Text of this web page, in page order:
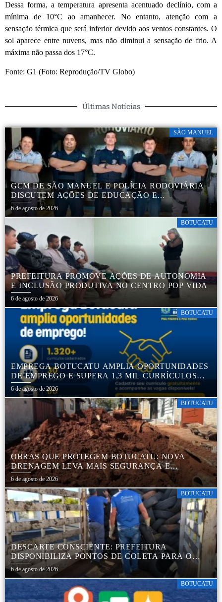
Dessa forma, a temperatura apresenta acentuado declínio, com a
mínima de 10°C ao amanhecer. No entanto, atenção com a
sensação térmica que será inferior devido aos ventos constantes. O
sol aparece entre nuvens, mas não diminui a sensação de frio. A
máxima não passa dos 17°C.
Fonte: G1 (Foto: Reprodução/TV Globo)
Últimas Notícias
SÃO MANUEL
GCM DE SÃO MANUEL E POLÍCIA RODOVIÁRIA
DISCUTEM AÇÕES DE EDUCAÇÃO E
SEGURANÇA NO TRÂNSITO
6 de agosto de 2026
BOTUCATU
PREFEITURA PROMOVE AÇÕES DE AUTONOMIA
E INCLUSÃO PRODUTIVA NO CENTRO POP VIDA
6 de agosto de 2026
BOTUCATU
EMPREGA BOTUCATU AMPLIA OPORTUNIDADES
DE EMPREGO E SUPERA 1,3 MIL CURRÍCULOS
CADASTRADOS
6 de agosto de 2026
BOTUCATU
OBRAS QUE PROTEGEM BOTUCATU: NOVA
DRENAGEM LEVA MAIS SEGURANÇA E
TRANQUILIDADE AOS MORADORES DA COHAB
5
6 de agosto de 2026
BOTUCATU
DESCARTE CONSCIENTE: PREFEITURA
DISPONIBILIZA PONTOS DE COLETA PARA O
DESCARTE AMBIENTALMENTE CORRETO DE
PNEUS, GARANTINDO DESTINAÇÃO ADEQUADA
E PRESERVAÇÃO AMBIENTAL
6 de agosto de 2026
BOTUCATU